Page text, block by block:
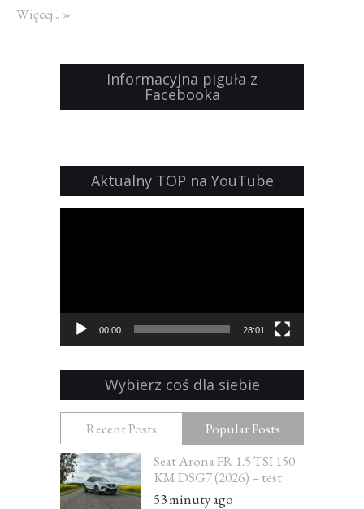
Więcej... »
Informacyjna piguła z
Facebooka
Aktualny TOP na YouTube
00:00 28:01
Wybierz coś dla siebie
Recent Posts
Popular Posts
Seat Arona FR 1.5 TSI 150
KM DSG7 (2026) – test
53 minuty ago